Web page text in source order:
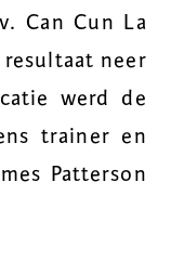
Can Cun La
neer
werd de
trainer en
Patterson